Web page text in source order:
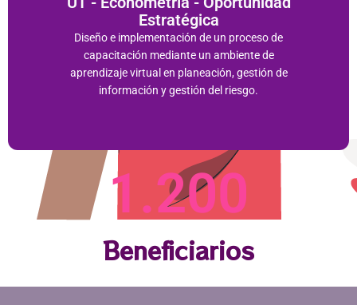
Estratégica​​
Diseño e implementación de un proceso de
capacitación mediante un ambiente de
aprendizaje virtual en planeación, gestión de
información y gestión del riesgo.​
Beneficiarios
1.200